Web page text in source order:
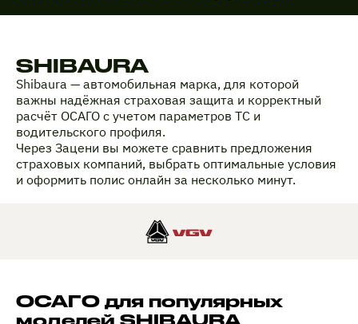
SHIBAURA
Shibaura — автомобильная марка, для которой
важны надёжная страховая защита и корректный
расчёт ОСАГО с учетом параметров ТС и
водительского профиля.
Через Зацени вы можете сравнить предложения
страховых компаний, выбрать оптимальные условия
и оформить полис онлайн за несколько минут.
ОСАГО для популярных